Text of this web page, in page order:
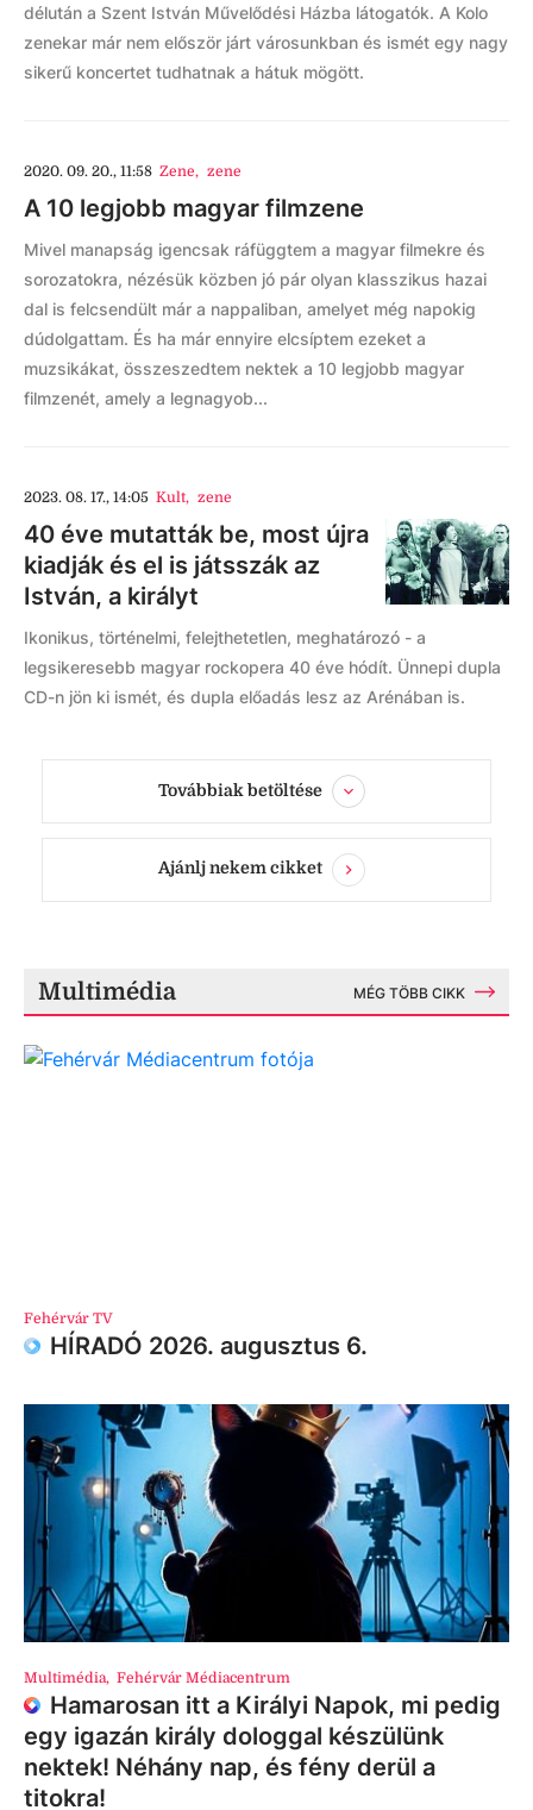
délután a Szent István Művelődési Házba látogatók. A Kolo
zenekar már nem először járt városunkban és ismét egy nagy
sikerű koncertet tudhatnak a hátuk mögött.
2020. 09. 20., 11:58 Zene, zene
A 10 legjobb magyar filmzene
Mivel manapság igencsak ráfüggtem a magyar filmekre és
sorozatokra, nézésük közben jó pár olyan klasszikus hazai
dal is felcsendült már a nappaliban, amelyet még napokig
dúdolgattam. És ha már ennyire elcsíptem ezeket a
muzsikákat, összeszedtem nektek a 10 legjobb magyar
filmzenét, amely a legnagyob...
2023. 08. 17., 14:05 Kult, zene
40 éve mutatták be, most újra
kiadják és el is játsszák az
István, a királyt
Ikonikus, történelmi, felejthetetlen, meghatározó - a
legsikeresebb magyar rockopera 40 éve hódít. Ünnepi dupla
CD-n jön ki ismét, és dupla előadás lesz az Arénában is.
Továbbiak betöltése
Ajánlj nekem cikket
Multimédia MÉG TÖBB CIKK
Fehérvár TV
HÍRADÓ 2026. augusztus 6.
Multimédia, Fehérvár Médiacentrum
Hamarosan itt a Királyi Napok, mi pedig
egy igazán király dologgal készülünk
nektek! Néhány nap, és fény derül a
titokra!